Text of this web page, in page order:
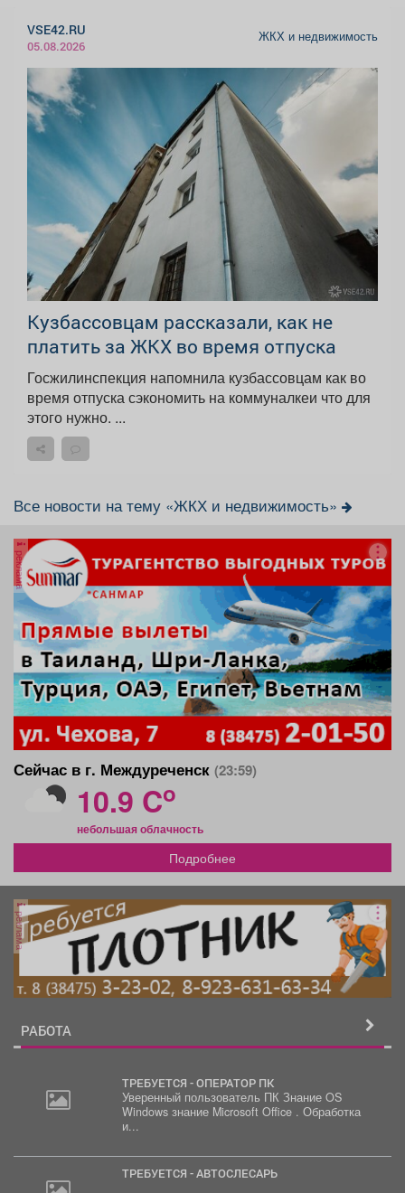
VSE42.RU
05.08.2026
ЖКХ и недвижимость
Кузбассовцам рассказали, как не
платить за ЖКХ во время отпуска
Госжилинспекция напомнила кузбассовцам как во
время отпуска сэкономить на коммуналкеи что для
этого нужно. ...
Все новости на тему «ЖКХ и недвижимость»
реклама
Сейчас в г. Междуреченск (23:59)
10.9 Co
небольшая облачность
Подробнее
реклама
РАБОТА
ТРЕБУЕТСЯ - ОПЕРАТОР ПК
Уверенный пользователь ПК Знание OS
Windows знание Microsoft Office . Обработка
и...
ТРЕБУЕТСЯ - АВТОСЛЕСАРЬ